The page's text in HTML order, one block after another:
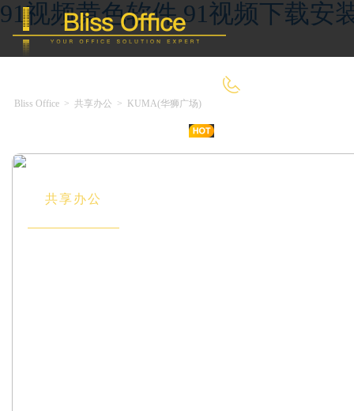
91视频黄色软件,91视频下载安
共享办公
Bliss Office > 共享办公 > KUMA(华狮广场)